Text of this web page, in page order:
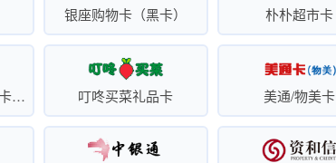
银座购物卡（黑卡） 朴朴超市卡
叮咚买菜礼品卡（纯卡密） 叮咚买菜礼品卡 美通/物美卡